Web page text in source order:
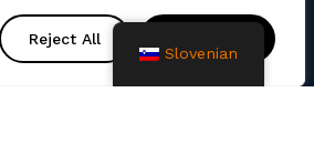
Reject All
infrastrukture. Nudimo tudi
sanacije, montaže, zagoni ter
Slovenian